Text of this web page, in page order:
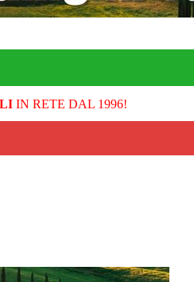
IN RETE DAL 1996!